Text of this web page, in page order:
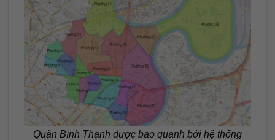
Quận Bình Thạnh được bao quanh bởi hệ thống